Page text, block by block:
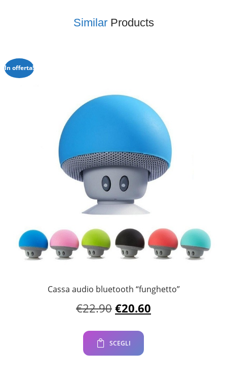
SimilarProducts
In offerta!
Cassa audio bluetooth “funghetto”
€22.90 Il
prezzo
originale
era:
€22.90.
€20.60
prezzo
SCEGLI